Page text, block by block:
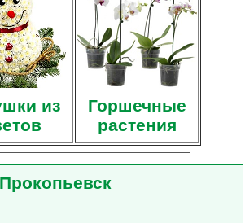
из
Горшечные
растения